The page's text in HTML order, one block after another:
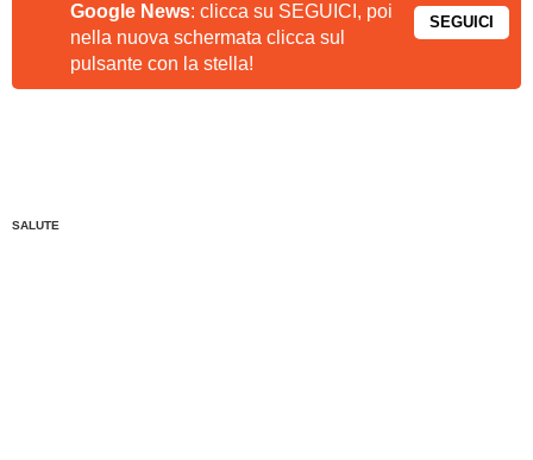
Google News: clicca su SEGUICI, poi
nella nuova schermata clicca sul
pulsante con la stella!
SEGUICI
SALUTE